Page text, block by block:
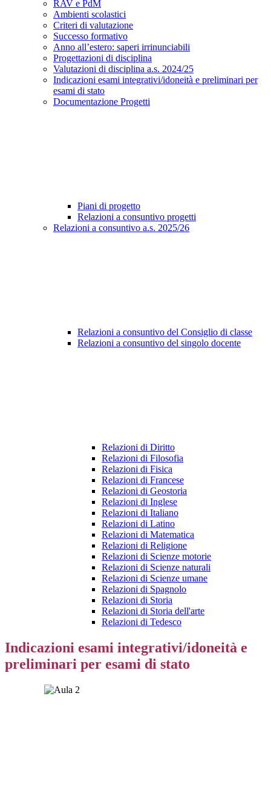
RAV e PdM
Ambienti scolastici
Criteri di valutazione
Successo formativo
Anno all’estero: saperi irrinunciabili
Progettazioni di disciplina
Valutazioni di disciplina a.s. 2024/25
Indicazioni esami integrativi/idoneità e preliminari per
esami di stato
Documentazione Progetti
Piani di progetto
Relazioni a consuntivo progetti
Relazioni a consuntivo a.s. 2025/26
Relazioni a consuntivo del Consiglio di classe
Relazioni a consuntivo del singolo docente
Relazioni di Diritto
Relazioni di Filosofia
Relazioni di Fisica
Relazioni di Francese
Relazioni di Geostoria
Relazioni di Inglese
Relazioni di Italiano
Relazioni di Latino
Relazioni di Matematica
Relazioni di Religione
Relazioni di Scienze motorie
Relazioni di Scienze naturali
Relazioni di Scienze umane
Relazioni di Spagnolo
Relazioni di Storia
Relazioni di Storia dell'arte
Relazioni di Tedesco
Indicazioni esami integrativi/idoneità e
preliminari per esami di stato